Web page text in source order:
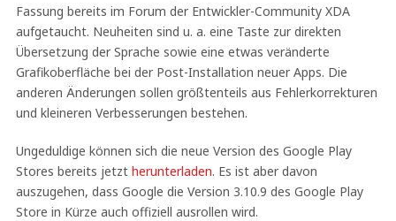
Fassung bereits im Forum der Entwickler-Community XDA
aufgetaucht. Neuheiten sind u. a. eine Taste zur direkten
Übersetzung der Sprache sowie eine etwas veränderte
Grafikoberfläche bei der Post-Installation neuer Apps. Die
anderen Änderungen sollen größtenteils aus Fehlerkorrekturen
und kleineren Verbesserungen bestehen.
Ungeduldige können sich die neue Version des Google Play
Stores bereits jetzt herunterladen. Es ist aber davon
auszugehen, dass Google die Version 3.10.9 des Google Play
Store in Kürze auch offiziell ausrollen wird.